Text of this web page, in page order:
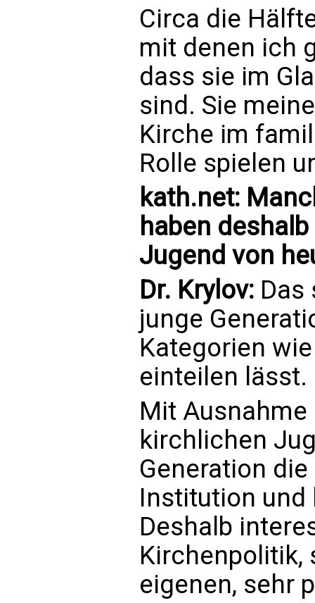
Circa die
mit denen ich
dass sie im
sind. Sie
Kirche im
Rolle spielen
kath.net:
haben
Jugend von
Dr. Krylov:
junge
Kategorien
einteilen lässt.
Mit
kirchlichen
Generation
Institution und
Deshalb
Kirchenpolitik,
eigenen, sehr